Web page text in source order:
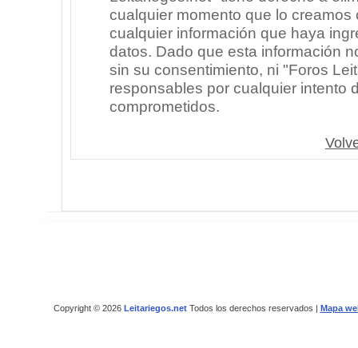
cualquier momento que lo
cualquier información que haya
datos. Dado que esta información
sin su consentimiento, ni "Foros
responsables por cualquier intento
comprometidos.
Copyright © 2026 Leitariegos.netTodos los derechos reservados | Mapa